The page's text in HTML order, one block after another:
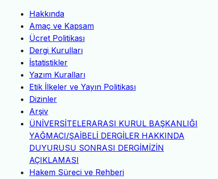
Hakkında
Amaç ve Kapsam
Ücret Politikası
Dergi Kurulları
İstatistikler
Yazım Kuralları
Etik İlkeler ve Yayın Politikası
Dizinler
Arşiv
ÜNİVERSİTELERARASI KURUL BAŞKANLIĞI
YAĞMACI/ŞAİBELİ DERGİLER HAKKINDA
DUYURUSU SONRASI DERGİMİZİN
AÇIKLAMASI
Hakem Süreci ve Rehberi